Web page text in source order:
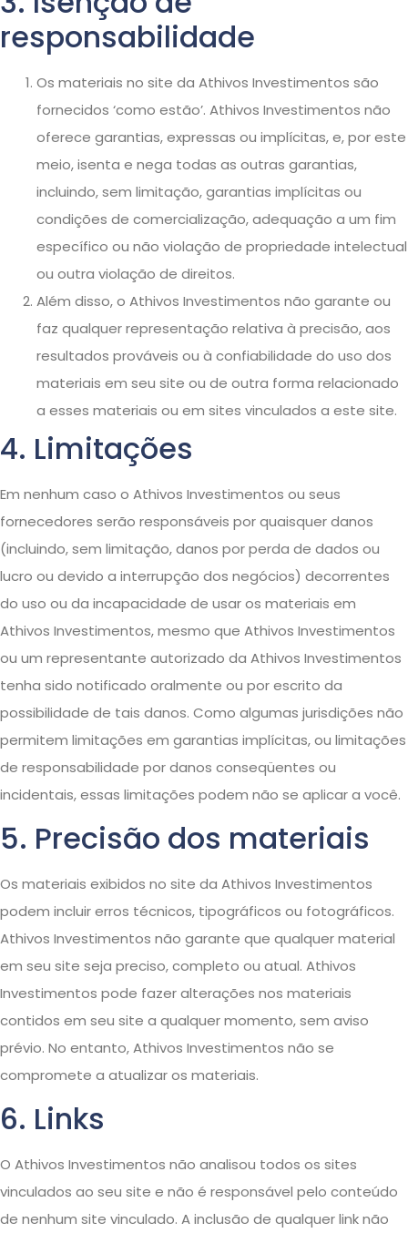
responsabilidade
Os materiais no site da Athivos Investimentos são
fornecidos ‘como estão’. Athivos Investimentos não
oferece garantias, expressas ou implícitas, e, por este
meio, isenta e nega todas as outras garantias,
incluindo, sem limitação, garantias implícitas ou
condições de comercialização, adequação a um fim
específico ou não violação de propriedade intelectual
ou outra violação de direitos.
Além disso, o Athivos Investimentos não garante ou
faz qualquer representação relativa à precisão, aos
resultados prováveis ​​ou à confiabilidade do uso dos
materiais em seu site ou de outra forma relacionado
a esses materiais ou em sites vinculados a este site.
4. Limitações
Em nenhum caso o Athivos Investimentos ou seus
fornecedores serão responsáveis ​​por quaisquer danos
(incluindo, sem limitação, danos por perda de dados ou
lucro ou devido a interrupção dos negócios) decorrentes
do uso ou da incapacidade de usar os materiais em
Athivos Investimentos, mesmo que Athivos Investimentos
ou um representante autorizado da Athivos Investimentos
tenha sido notificado oralmente ou por escrito da
possibilidade de tais danos. Como algumas jurisdições não
permitem limitações em garantias implícitas, ou limitações
de responsabilidade por danos conseqüentes ou
incidentais, essas limitações podem não se aplicar a você.
5. Precisão dos materiais
Os materiais exibidos no site da Athivos Investimentos
podem incluir erros técnicos, tipográficos ou fotográficos.
Athivos Investimentos não garante que qualquer material
em seu site seja preciso, completo ou atual. Athivos
Investimentos pode fazer alterações nos materiais
contidos em seu site a qualquer momento, sem aviso
prévio. No entanto, Athivos Investimentos não se
compromete a atualizar os materiais.
6. Links
O Athivos Investimentos não analisou todos os sites
vinculados ao seu site e não é responsável pelo conteúdo
de nenhum site vinculado. A inclusão de qualquer link não